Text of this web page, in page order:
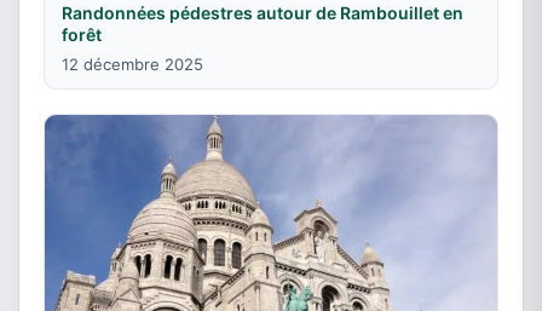
Randonnées pédestres autour de Rambouillet en
forêt
12 décembre 2025